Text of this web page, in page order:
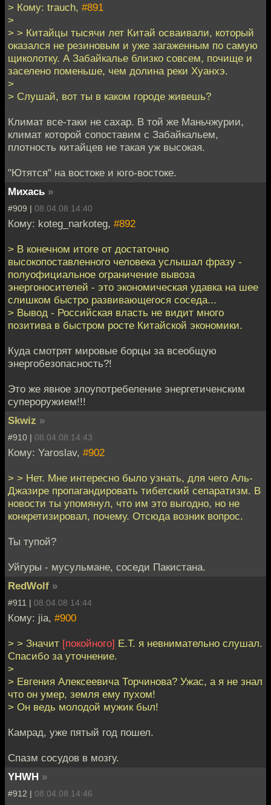
> Кому: trauch, #891
>
> > Китайцы тысячи лет Китай осваивали, который
оказался не резиновым и уже загаженным по самую
щиколотку. А Забайкалье близко совсем, почище и
заселено поменьше, чем долина реки Хуанхэ.
>
> Слушай, вот ты в каком городе живешь?
Климат все-таки не сахар. В той же Маньчжурии,
климат которой сопоставим с Забайкальем,
плотность китайцев не такая уж высокая.
"Ютятся" на востоке и юго-востоке.
Михась »
#909 | 08.04.08 14:40
Кому: koteg_narkoteg, #892
> В конечном итоге от достаточно
высокопоставленного человека услышал фразу -
полуофициальное ограничение вывоза
энергоносителей - это экономическая удавка на шее
слишком быстро развивающегося соседа...
> Вывод - Российская власть не видит много
позитива в быстром росте Китайской экономики.
Куда смотрят мировые борцы за всеобщую
энергобезопасность?!
Это же явное злоупотребеление энергетиченским
супероружием!!!
Skwiz »
#910 | 08.04.08 14:43
Кому: Yaroslav, #902
> > Нет. Мне интересно было узнать, для чего Аль-
Джазире пропагандировать тибетский сепаратизм. В
новости ты упомянул, что им это выгодно, но не
конкретизировал, почему. Отсюда возник вопрос.
Ты тупой?
Уйгуры - мусульмане, соседи Пакистана.
RedWolf »
#911 | 08.04.08 14:44
Кому: jia, #900
> > Значит [покойного] Е.Т. я невнимательно слушал.
Спасибо за уточнение.
>
> Евгения Алексеевича Торчинова? Ужас, а я не знал
что он умер, земля ему пухом!
> Он ведь молодой мужик был!
Камрад, уже пятый год пошел.
Спазм сосудов в мозгу.
YHWH »
#912 | 08.04.08 14:46